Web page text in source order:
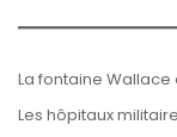
La fontaine Wallace
Les hôpitaux